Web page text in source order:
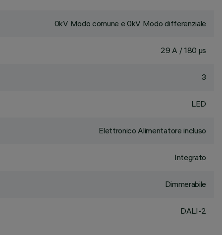
0kV Modo comune e 0kV Modo differenziale
29 A / 180 µs
3
LED
Elettronico Alimentatore incluso
Integrato
Dimmerabile
DALI-2